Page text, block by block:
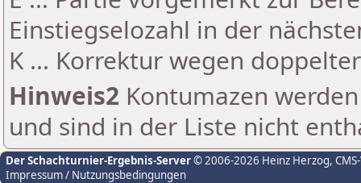
Einstiegselozahl in der
K ... Korrektur wegen
Hinweis2 Kontumazen
und sind in der Liste nicht
Der Schachturnier-Ergebnis-Server© 2006-2026 Heinz Herzog,
Impressum / Nutzungsbedingungen